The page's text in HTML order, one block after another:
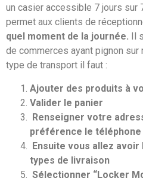
un casier accessible 7 jours sur
permet aux clients de
quel moment de la journée.
de commerces ayant pignon sur
type de transport il faut :
Ajouter des produits à
Valider le panier
Renseigner votre
préférence le
Ensuite vous allez
types de livraison
Sélectionner “Locker